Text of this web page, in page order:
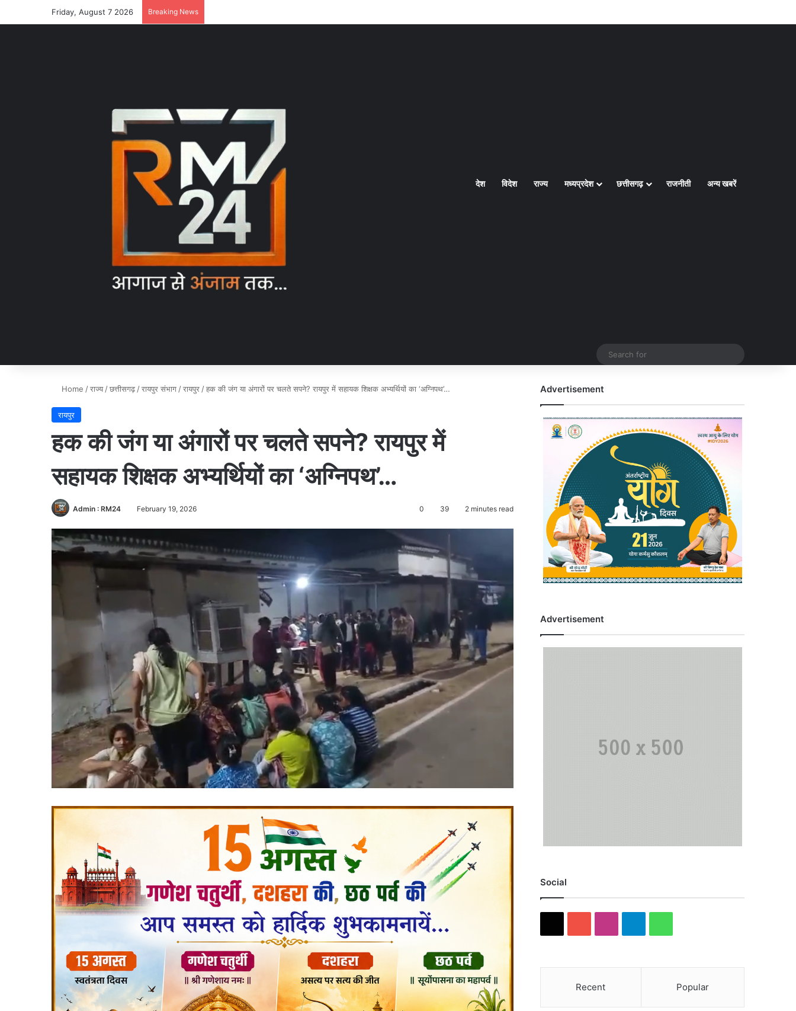
Friday, August 7 2026 Breaking News
Homeदेश विदेश राज्य मध्यप्रदेश छत्तीसगढ़ राजनीती अन्य खबरें
Home /राज्य /छत्तीसगढ़ /रायपुर संभाग /रायपुर /हक की जंग या अंगारों पर चलते सपने? रायपुर में सहायक शिक्षक अभ्यर्थियों का ‘अग्निपथ’…
रायपुर
हक की जंग या अंगारों पर चलते सपने? रायपुर में
सहायक शिक्षक अभ्यर्थियों का ‘अग्निपथ’…
Admin : RM24 February 19, 2026 0 39 2 minutes read
Advertisement
Advertisement
Social
Recent Popular